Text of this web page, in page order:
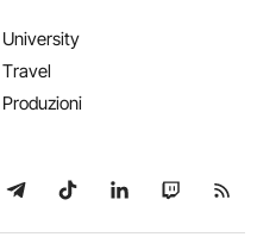
University
Travel
Produzioni
su WhatsApp
Seguici su Telegram
Seguici su TikTok
Seguici su
Seguici